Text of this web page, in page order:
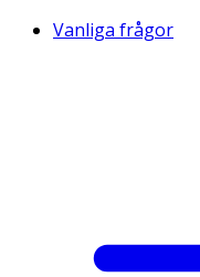
Vanliga frågor